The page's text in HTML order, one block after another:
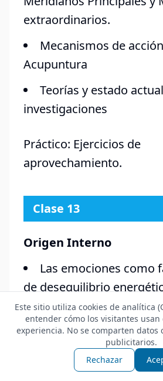
extraordinarios.
Mecanismos de
Acupuntura
Teorías y estado
investigaciones
Práctico: Ejercicios de
aprovechamiento.
Clase 13
Origen Interno
Las emociones como
de desequilibrio
Su importancia en la
el diagnóstico y
acupuntura.
Este sitio utiliza cookies de analítica
entender cómo los visitantes
experiencia. No se comparten datos
publicitarios.
Rechazar